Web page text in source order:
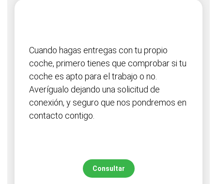
Cuando hagas entregas con tu propio
coche, primero tienes que comprobar si tu
coche es apto para el trabajo o no.
Averígualo dejando una solicitud de
conexión, y seguro que nos pondremos en
contacto contigo.
Consultar